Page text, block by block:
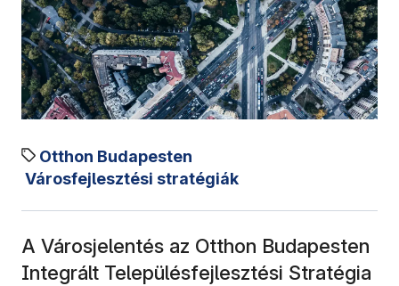
Otthon Budapesten
Városfejlesztési stratégiák
A Városjelentés az Otthon Budapesten
Integrált Településfejlesztési Stratégia